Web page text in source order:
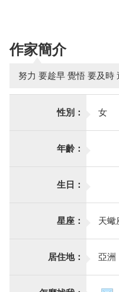
作家簡介
努力 要趁早 覺悟 要及時
性別： 女
年齡：
生日：
星座： 天蠍
居住地： 亞洲